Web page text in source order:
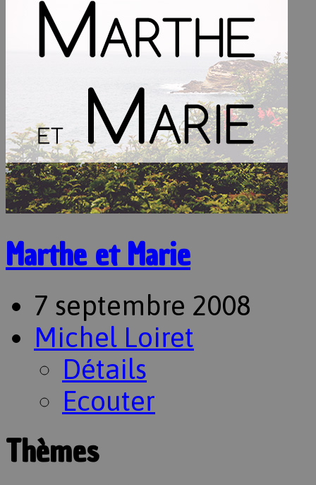
Marthe et Marie
7 septembre 2008
Michel Loiret
Détails
Ecouter
Thèmes